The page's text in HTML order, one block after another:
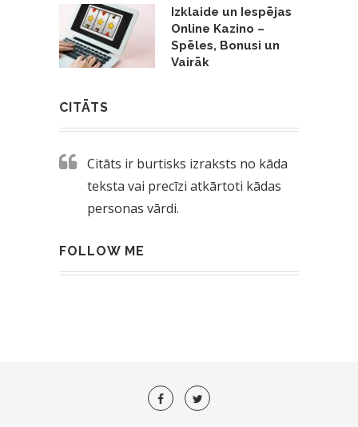
Izklaide un Iespējas
Online Kazino –
Spēles, Bonusi un
Vairāk
CITĀTS
Citāts ir burtisks izraksts no kāda
teksta vai precīzi atkārtoti kādas
personas vārdi.
FOLLOW ME